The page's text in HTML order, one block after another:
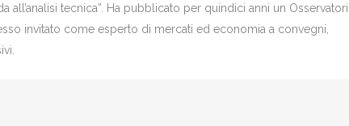
all’analisi tecnica”. Ha pubblicato per quindici anni un
invitato come esperto di mercati ed economia a convegni,